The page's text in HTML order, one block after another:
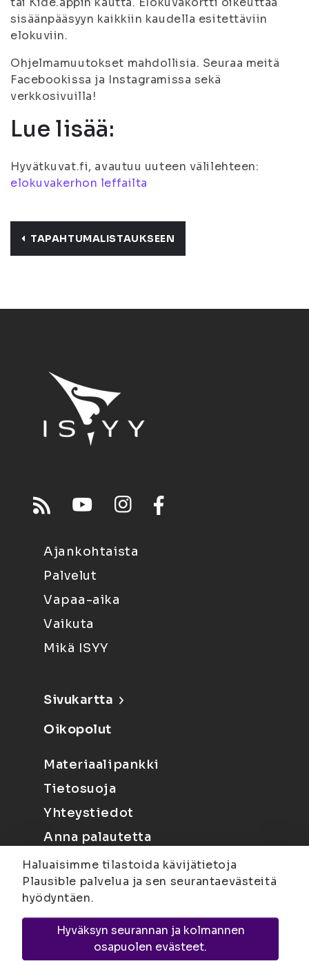
sisäänpääsyyn kaikkiin kaudella esitettäviin
elokuviin.
Ohjelmamuutokset mahdollisia. Seuraa meitä
Facebookissa ja Instagramissa sekä
verkkosivuilla!
Lue lisää:
Hyvätkuvat.fi, avautuu uuteen välilehteen:
elokuvakerhon leffailta
TAPAHTUMALISTAUKSEEN
Ajankohtaista
Palvelut
Vapaa-aika
Vaikuta
Mikä ISYY
Sivukartta
Oikopolut
Materiaalipankki
Tietosuoja
Yhteystiedot
Anna palautetta
Joensuu
Suvantokatu 6, 80100 Joensuu |
Haluaisimme tilastoida kävijätietoja
Plausible palvelua ja sen seurantaevästeitä
hyödyntäen.
Hyväksyn seurannan ja kolmannen
osapuolen evästeet.